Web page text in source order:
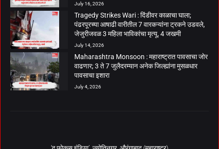
July 16, 2026
Tragedy Strikes Wari : दिंडीवर काळाचा घाला;
पंढरपूरच्या आषाढी वारीतील 7 वारकऱ्यांना ट्रकने उडवले,
जेजुरीजवळ 3 महिला भाविकांचा मृत्यू, 4 जखमी
July 14, 2026
Maharashtra Monsoon : महाराष्ट्रात पावसाचा जोर
वाढणार; 3 ते 7 जुलैदरम्यान अनेक जिल्ह्यांना मुसळधार
पावसाचा इशारा
July 4, 2026